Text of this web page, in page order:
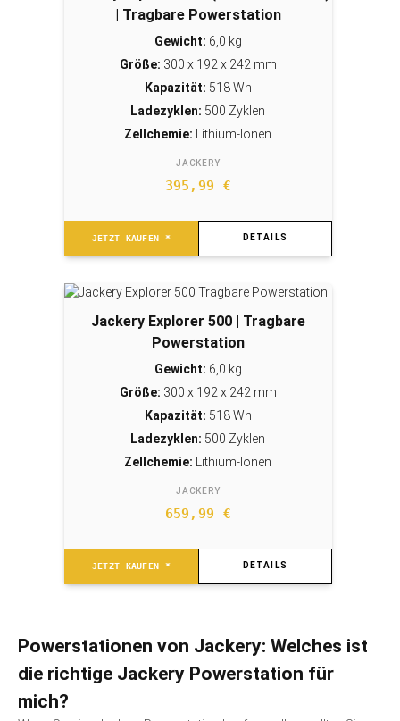
| Tragbare Powerstation
Gewicht: 6,0 kg
Größe: 300 x 192 x 242 mm
Kapazität: 518 Wh
Ladezyklen: 500 Zyklen
Zellchemie: Lithium-Ionen
JACKERY
395,99 €
JETZT KAUFEN * DETAILS
Jackery Explorer 500 | Tragbare
Powerstation
Gewicht: 6,0 kg
Größe: 300 x 192 x 242 mm
Kapazität: 518 Wh
Ladezyklen: 500 Zyklen
Zellchemie: Lithium-Ionen
JACKERY
659,99 €
JETZT KAUFEN * DETAILS
Powerstationen von Jackery: Welches ist
die richtige Jackery Powerstation für
mich?